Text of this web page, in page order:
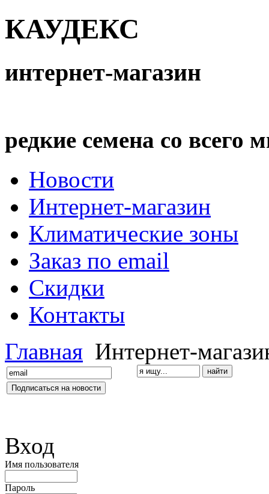
КАУДЕКС
интернет-магазин
редкие семена со всего
Новости
Интернет-магазин
Климатические зоны
Заказ по email
Скидки
Контакты
Главная Интернет-
Вход
Имя пользователя
Пароль